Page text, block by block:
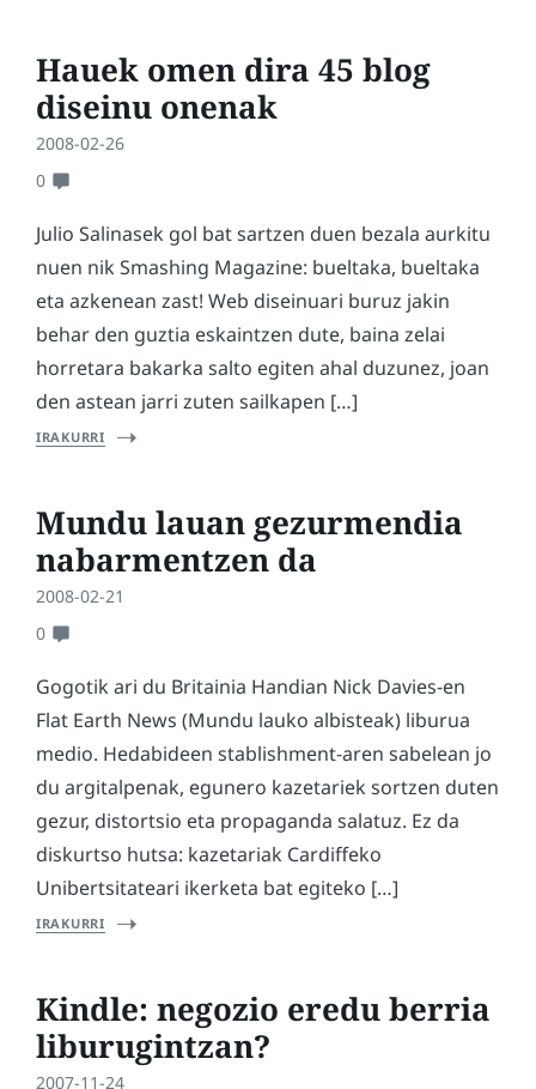
Hauek omen dira 45 blog
diseinu onenak
2008-02-26
0
Julio Salinasek gol bat sartzen duen bezala aurkitu
nuen nik Smashing Magazine: bueltaka, bueltaka
eta azkenean zast! Web diseinuari buruz jakin
behar den guztia eskaintzen dute, baina zelai
horretara bakarka salto egiten ahal duzunez, joan
den astean jarri zuten sailkapen […]
IRAKURRI
Mundu lauan gezurmendia
nabarmentzen da
2008-02-21
0
Gogotik ari du Britainia Handian Nick Davies-en
Flat Earth News (Mundu lauko albisteak) liburua
medio. Hedabideen stablishment-aren sabelean jo
du argitalpenak, egunero kazetariek sortzen duten
gezur, distortsio eta propaganda salatuz. Ez da
diskurtso hutsa: kazetariak Cardiffeko
Unibertsitateari ikerketa bat egiteko […]
IRAKURRI
Kindle: negozio eredu berria
liburugintzan?
2007-11-24